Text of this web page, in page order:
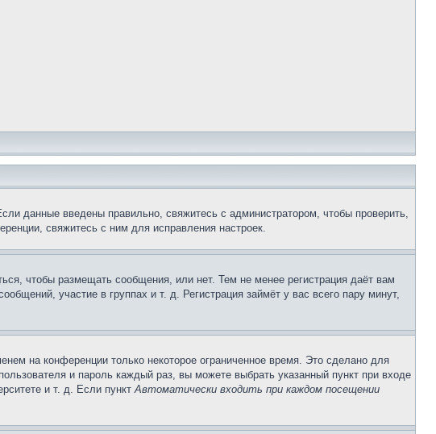
данные введены правильно, свяжитесь с администратором, чтобы проверить,
свяжитесь с ним для исправления настроек.
чтобы размещать сообщения, или нет. Тем не менее регистрация даёт вам
участие в группах и т. д. Регистрация займёт у вас всего пару минут,
на конференции только некоторое ограниченное время. Это сделано для
и пароль каждый раз, вы можете выбрать указанный пункт при входе
и т. д. Если пунктАвтоматически входить при каждом посещении